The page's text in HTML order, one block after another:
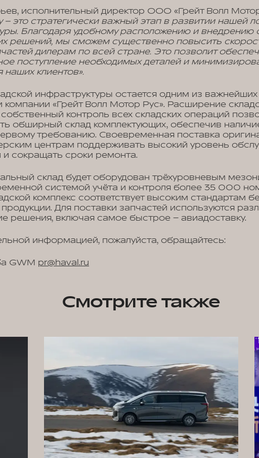
исполнительный директор ООО «Грейт Волл
– это стратегически важный этап в развитии нашей
Благодаря удобному расположению и внедрению
решений, мы сможем существенно повысить
дилерам по всей стране. Это позволит
поступление необходимых деталей и
наших клиентов».
инфраструктуры остается одним из
компании «Грейт Волл Мотор Рус». Расширение
контроль всех складских операций
обширный склад комплектующих, обеспечив
требованию. Своевременная поставка
центрам поддерживать высокий уровень
сокращать сроки ремонта.
склад будет оборудован трёхуровневым
системой учёта и контроля более 35 000
комплекс соответствует высоким стандартам
Для поставки запчастей используются
решения, включая самое быстрое – авиадоставку.
информацией, пожалуйста, обращайтесь:
GWM pr@haval.ru
Смотрите также